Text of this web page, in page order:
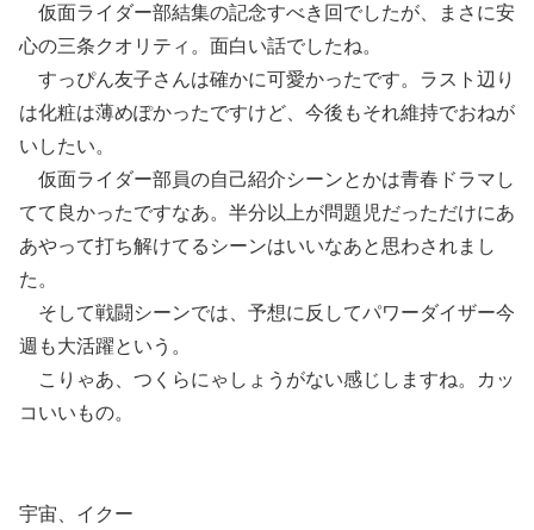
仮面ライダー部結集の記念すべき回でしたが、まさに安
心の三条クオリティ。面白い話でしたね。
すっぴん友子さんは確かに可愛かったです。ラスト辺り
は化粧は薄めぽかったですけど、今後もそれ維持でおねが
いしたい。
仮面ライダー部員の自己紹介シーンとかは青春ドラマし
てて良かったですなあ。半分以上が問題児だっただけにあ
あやって打ち解けてるシーンはいいなあと思わされまし
た。
そして戦闘シーンでは、予想に反してパワーダイザー今
週も大活躍という。
こりゃあ、つくらにゃしょうがない感じしますね。カッ
コいいもの。
宇宙、イクー